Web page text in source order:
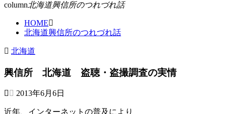
column北海道興信所のつれづれ話
HOME
北海道興信所のつれづれ話
北海道
興信所 北海道 盗聴・盗撮調査の実情
2013年6月6日
近年、インターネットの普及により